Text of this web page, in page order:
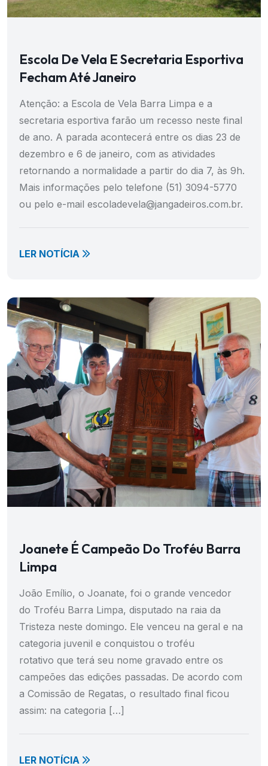
Escola De Vela E Secretaria Esportiva
Fecham Até Janeiro
Atenção: a Escola de Vela Barra Limpa e a
secretaria esportiva farão um recesso neste final
de ano. A parada acontecerá entre os dias 23 de
dezembro e 6 de janeiro, com as atividades
retornando a normalidade a partir do dia 7, às 9h.
Mais informações pelo telefone (51) 3094-5770
ou pelo e-mail escoladevela@jangadeiros.com.br.
LER NOTÍCIA
Joanete É Campeão Do Troféu Barra
Limpa
João Emílio, o Joanate, foi o grande vencedor
do Troféu Barra Limpa, disputado na raia da
Tristeza neste domingo. Ele venceu na geral e na
categoria juvenil e conquistou o troféu
rotativo que terá seu nome gravado entre os
campeões das edições passadas. De acordo com
a Comissão de Regatas, o resultado final ficou
assim: na categoria […]
LER NOTÍCIA